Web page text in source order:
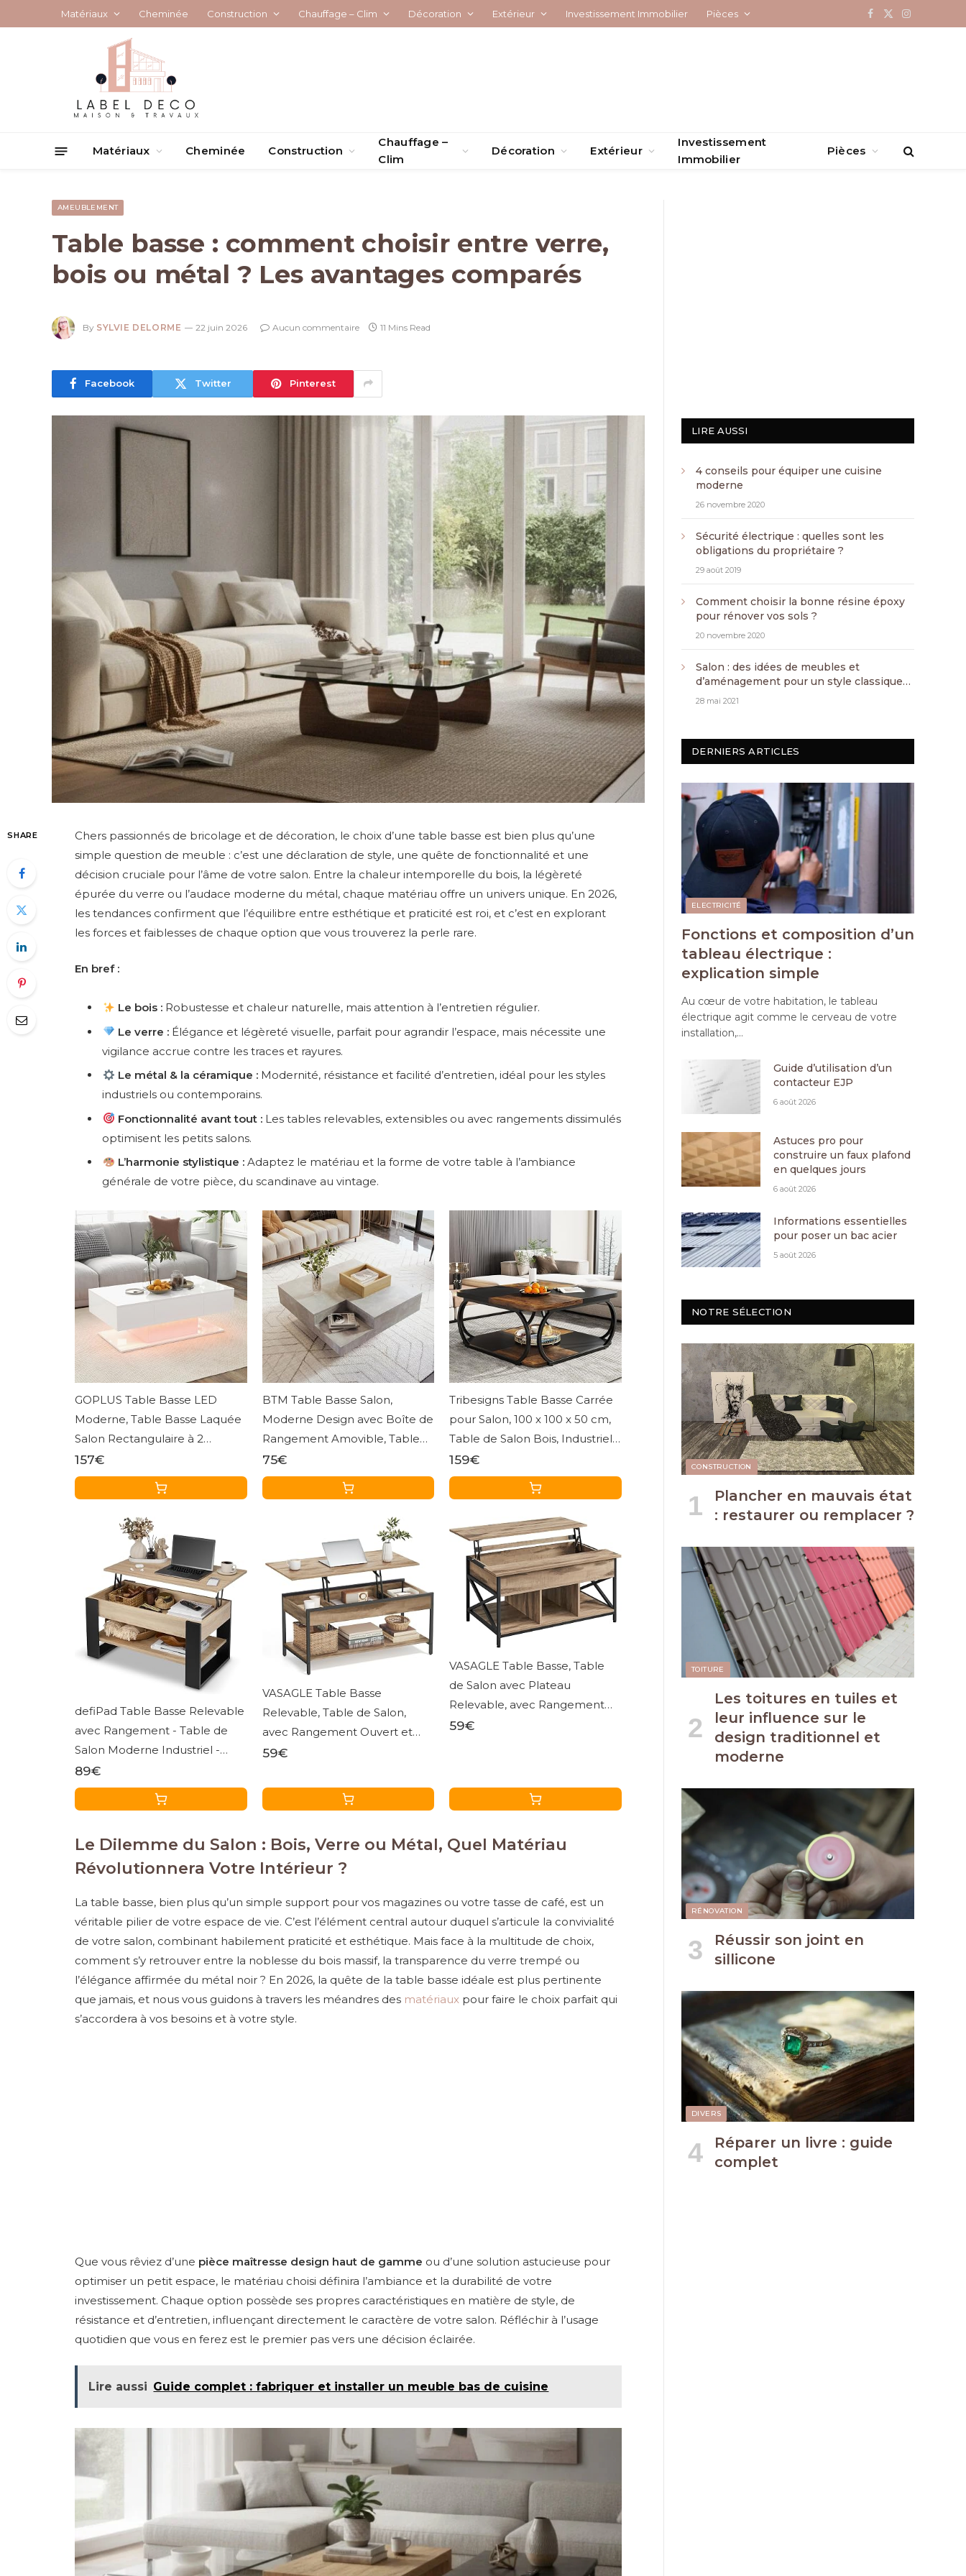
Matériaux Cheminée Construction Chauffage – Clim Décoration Extérieur Investissement Immobilier Pièces Facebook
X
Instagram
Matériaux Cheminée Construction
Chauffage –
Clim
Décoration Extérieur
Investissement
Immobilier
Pièces
AMEUBLEMENT
Table basse : comment choisir entre verre,
bois ou métal ? Les avantages comparés
By SYLVIE DELORME 22 juin 2026 Aucun commentaire 11 Mins Read
Facebook Twitter Pinterest
SHARE
Chers passionnés de bricolage et de décoration, le choix d’une table basse est bien plus qu’une
simple question de meuble : c’est une déclaration de style, une quête de fonctionnalité et une
décision cruciale pour l’âme de votre salon. Entre la chaleur intemporelle du bois, la légèreté
épurée du verre ou l’audace moderne du métal, chaque matériau offre un univers unique. En 2026,
les tendances confirment que l’équilibre entre esthétique et praticité est roi, et c’est en explorant
les forces et faiblesses de chaque option que vous trouverez la perle rare.
En bref :
Le bois :Robustesse et chaleur naturelle, mais attention à l’entretien régulier.
Le verre :Élégance et légèreté visuelle, parfait pour agrandir l’espace, mais nécessite une
vigilance accrue contre les traces et rayures.
Le métal & la céramique :Modernité, résistance et facilité d’entretien, idéal pour les styles
industriels ou contemporains.
Fonctionnalité avant tout :Les tables relevables, extensibles ou avec rangements dissimulés
optimisent les petits salons.
L’harmonie stylistique :Adaptez le matériau et la forme de votre table à l’ambiance
générale de votre pièce, du scandinave au vintage.
GOPLUS Table Basse LED
Moderne, Table Basse Laquée
Salon Rectangulaire à 2
Niveaux avec 2 Tiroirs de
Rangement, 20 Couleurs de
LED, Télécommande, Charge
100KG,110 x 60 x 40 cm (Blanc)
157€
BTM Table Basse Salon,
Moderne Design avec Boîte de
Rangement Amovible, Table
Basse Carrée Coffee Table,
Bois & Gris, 72x72x30cm
75€
Tribesigns Table Basse Carrée
pour Salon, 100 x 100 x 50 cm,
Table de Salon Bois, Industriel
Table Basse pour Salon,
Marron Rustique & Noir
159€
defiPad Table Basse Relevable
avec Rangement - Table de
Salon Moderne Industriel -
Coffee Table avec Étagère et
Compartiment Caché -
Fabriquée en Europe -
Chêne Sonoma)
89€
VASAGLE Table Basse
Relevable, Table de Salon,
avec Rangement Ouvert et
Compartiments Cachés, 50 x
d’Encre LCT261LB02
59€
VASAGLE Table Basse, Table
de Salon avec Plateau
Relevable, avec Rangement
Ouvert et Compartiment
59€
Le Dilemme du Salon : Bois, Verre ou Métal, Quel Matériau
Révolutionnera Votre Intérieur ?
La table basse, bien plus qu’un simple support pour vos magazines ou votre tasse de café, est un
véritable pilier de votre espace de vie. C’est l’élément central autour duquel s’articule la convivialité
de votre salon, combinant habilement praticité et esthétique. Mais face à la multitude de choix,
comment s’y retrouver entre la noblesse du bois massif, la transparence du verre trempé ou
l’élégance affirmée du métal noir ? En 2026, la quête de la table basse idéale est plus pertinente
que jamais, et nous vous guidons à travers les méandres des matériaux pour faire le choix parfait qui
s’accordera à vos besoins et à votre style.
Que vous rêviez d’une pièce maîtresse design haut de gamme ou d’une solution astucieuse pour
optimiser un petit espace, le matériau choisi définira l’ambiance et la durabilité de votre
investissement. Chaque option possède ses propres caractéristiques en matière de style, de
résistance et d’entretien, influençant directement le caractère de votre salon. Réfléchir à l’usage
quotidien que vous en ferez est le premier pas vers une décision éclairée.
Lire aussi Guide complet : fabriquer et installer un meuble bas de cuisine
LIRE AUSSI
4 conseils pour équiper une cuisine
moderne
26 novembre 2020
Sécurité électrique : quelles sont les
obligations du propriétaire ?
29 août 2019
Comment choisir la bonne résine époxy
pour rénover vos sols ?
20 novembre 2020
Salon : des idées de meubles et
d’aménagement pour un style classique
chic
28 mai 2021
DERNIERS ARTICLES
ELECTRICITÉ
Fonctions et composition d’un
tableau électrique :
explication simple
Au cœur de votre habitation, le tableau
électrique agit comme le cerveau de votre
installation,…
Guide d’utilisation d’un
contacteur EJP
6 août 2026
Astuces pro pour
construire un faux plafond
en quelques jours
6 août 2026
Informations essentielles
pour poser un bac acier
5 août 2026
NOTRE SÉLECTION
CONSTRUCTION
Plancher en mauvais état
: restaurer ou remplacer ?
TOITURE
Les toitures en tuiles et
leur influence sur le
design traditionnel et
moderne
RÉNOVATION
Réussir son joint en
sillicone
DIVERS
Réparer un livre : guide
complet